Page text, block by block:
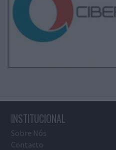
INSTITUCIONAL
Sobre Nós
Contacto